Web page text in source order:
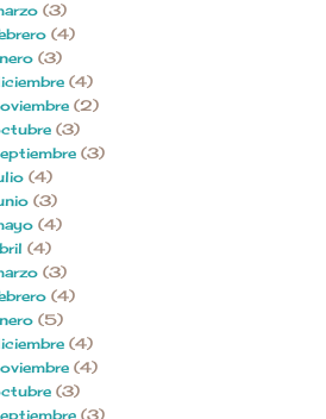
(3)
(4)
(3)
(4)
(2)
(3)
(3)
(4)
(3)
(4)
(4)
(3)
(4)
(5)
(4)
(4)
(3)
(3)